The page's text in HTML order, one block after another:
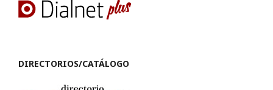
DIRECTORIOS/CATÁLOGO